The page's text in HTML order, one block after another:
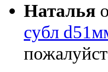
Наталья
субл